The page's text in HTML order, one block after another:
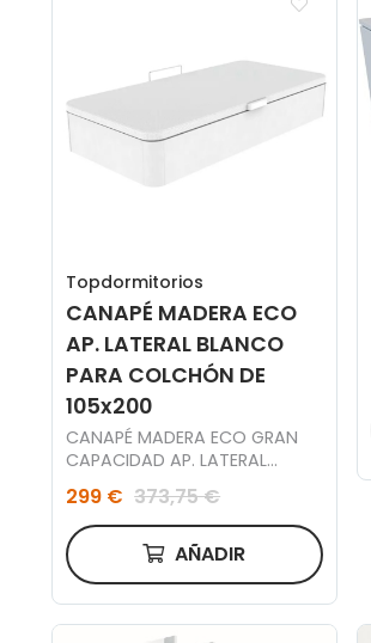
Topdormitorios
CANAPÉ MADERA ECO
AP. LATERAL BLANCO
PARA COLCHÓN DE
105x200
CANAPÉ MADERA ECO GRAN
CAPACIDAD AP. LATERAL
105x200
299 € 373,75 €
AÑADIR